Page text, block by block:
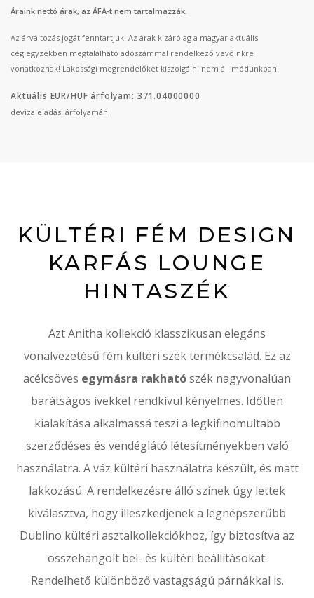
Áraink nettó árak, az ÁFA-t nem tartalmazzák.
Az árváltozás jogát fenntartjuk. Az árak kizárólag a magyar aktuális
cégjegyzékben megtalálható adószámmal rendelkező vevőinkre
vonatkoznak! Lakossági megrendelőket kiszolgálni nem áll módunkban.
Aktuális EUR/HUF árfolyam: 371.04000000
deviza eladási árfolyamán
KÜLTÉRI FÉM DESIGN
KARFÁS LOUNGE
HINTASZÉK
Azt Anitha kollekció klasszikusan elegáns
vonalvezetésű fém kültéri szék termékcsalád. Ez az
acélcsöves egymásra rakhatószék nagyvonalúan
barátságos ívekkel rendkívül kényelmes. Időtlen
kialakítása alkalmassá teszi a legkifinomultabb
szerződéses és vendéglátó létesítményekben való
használatra. A váz kültéri használatra készült, és matt
lakkozású. A rendelkezésre álló színek úgy lettek
kiválasztva, hogy illeszkedjenek a legnépszerűbb
Dublino kültéri asztalkollekciókhoz, így biztosítva az
összehangolt bel- és kültéri beállításokat.
Rendelhető különböző vastagságú párnákkal is.